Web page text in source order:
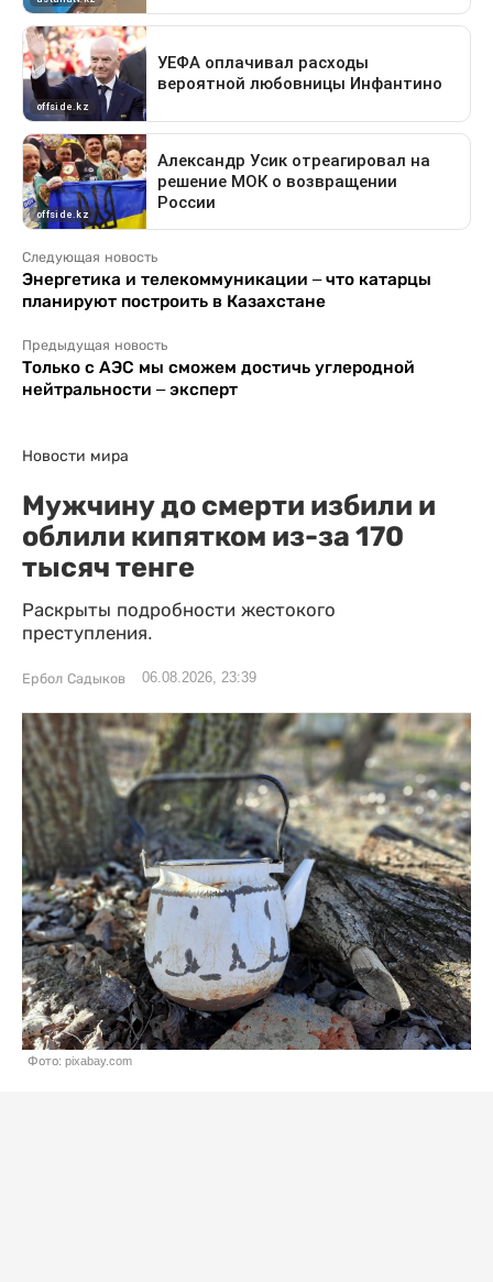
Следующая новость
Энергетика и телекоммуникации – что катарцы
планируют построить в Казахстане
Предыдущая новость
Только с АЭС мы сможем достичь углеродной
нейтральности – эксперт
Новости мира
Мужчину до смерти избили и
облили кипятком из-за 170
тысяч тенге
Раскрыты подробности жестокого
преступления.
Ербол Садыков 06.08.2026, 23:39
Фото: pixabay.com